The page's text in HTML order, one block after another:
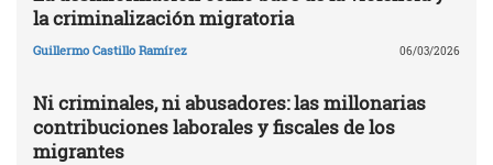
la criminalización migratoria
Guillermo Castillo Ramírez 06/03/2026
Ni criminales, ni abusadores: las millonarias
contribuciones laborales y fiscales de los
migrantes